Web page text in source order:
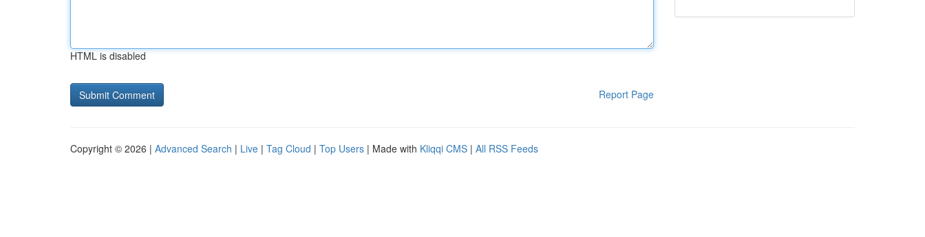
HTML is disabled
Report Page
Copyright © 2026 | Advanced Search | Live | Tag Cloud | Top Users | Made with Kliqqi CMS | All RSS Feeds